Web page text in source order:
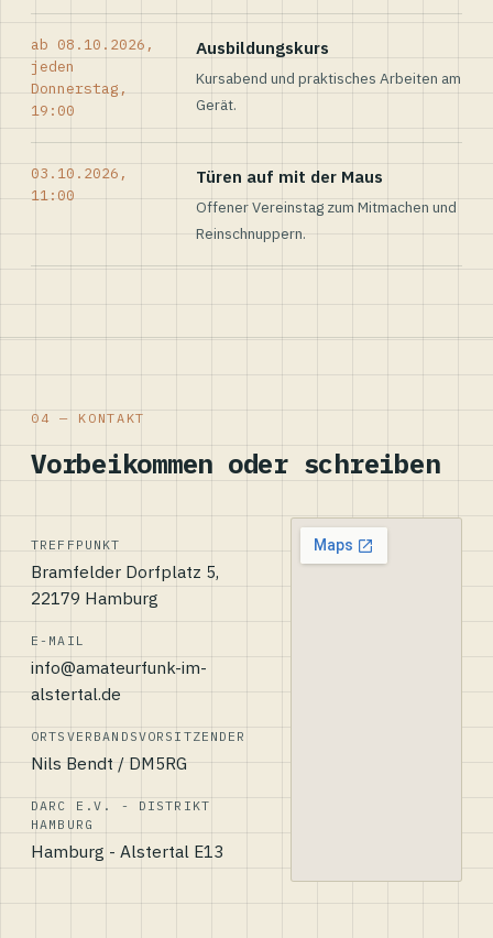
ab 08.10.2026,
jeden
Donnerstag,
19:00
Ausbildungskurs
Kursabend und praktisches Arbeiten am
Gerät.
03.10.2026,
11:00
Türen auf mit der Maus
Offener Vereinstag zum Mitmachen und
Reinschnuppern.
04 — KONTAKT
Vorbeikommen oder schreiben
TREFFPUNKT
Bramfelder Dorfplatz 5,
22179 Hamburg
E-MAIL
info@amateurfunk-im-
alstertal.de
ORTSVERBANDSVORSITZENDER
Nils Bendt / DM5RG
DARC E.V. - DISTRIKT
HAMBURG
Hamburg - Alstertal E13